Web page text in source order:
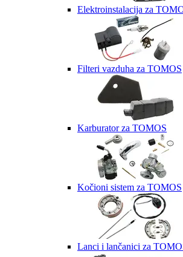
Elektroinstalacija za
Filteri vazduha za TOMOS
Karburator za TOMOS
Kočioni sistem za TOMOS
Lanci i lančanici za